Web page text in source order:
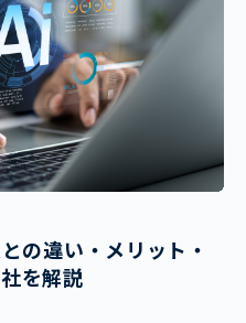
の違い・メリット・
を解説